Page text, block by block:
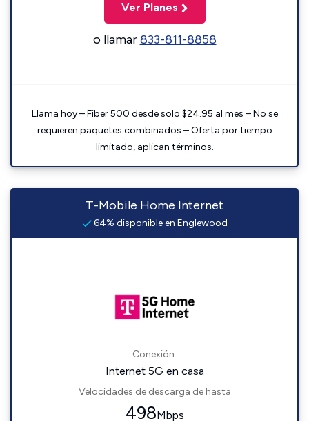
Ver Planes
o llamar833-811-8858
Llama hoy – Fiber 500 desde solo $24.95 al mes – No se
requieren paquetes combinados – Oferta por tiempo
limitado, aplican términos.
T-Mobile Home Internet
64% disponible en Englewood
Conexión:
Internet 5G en casa
Velocidades de descarga de hasta
498Mbps